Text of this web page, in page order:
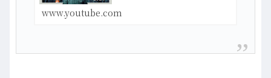
トーリー＞人生失敗だらけの男“ミッキ
www.youtube.com